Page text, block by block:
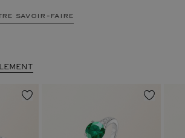
savoir-faire